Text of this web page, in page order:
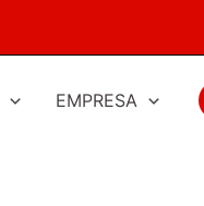
EMPRESA